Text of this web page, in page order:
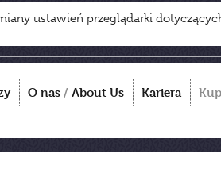
ustawień przeglądarki
O nas / About Us Kariera